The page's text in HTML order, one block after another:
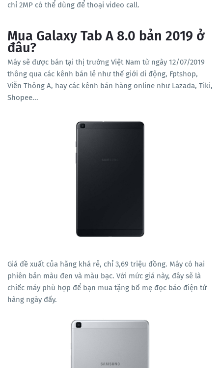
chỉ 2MP có thể dùng để thoại video call.
Mua Galaxy Tab A 8.0 bản 2019 ở
đâu?
Máy sẽ được bán tại thị trường Việt Nam từ ngày 12/07/2019
thông qua các kênh bán lẻ như thế giới di động, Fptshop,
Viễn Thông A, hay các kênh bán hàng online như Lazada, Tiki,
Shopee...
Giá đề xuất của hãng khá rẻ, chỉ 3,69 triệu đồng. Máy có hai
phiên bản màu đen và màu bạc. Với mức giá này, đây sẽ là
chiếc máy phù hợp để bạn mua tặng bố mẹ đọc báo điện tử
hàng ngày đấy.